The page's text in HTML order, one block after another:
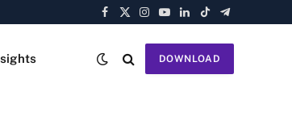
Facebook
X
Instagram
YouTube
LinkedIn
TikTokTelegram
DOWNLOAD